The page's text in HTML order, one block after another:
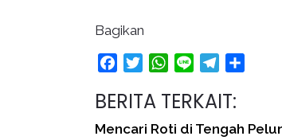
Bagikan
FacebookTwitterWhatsApp
Line Telegram
BERITA TERKAIT:
Mencari Roti di Tengah